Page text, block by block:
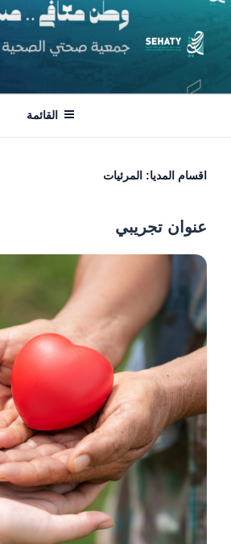
التجاوز
إلى
المحتوى
جمعية صحتي | طلعة
وطن معافى .. مستقبل أقوى
القائمة
اقسام المديا: المرئيات
عنوان تجريبي